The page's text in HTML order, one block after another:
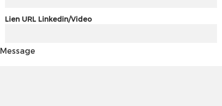
Lien URL Linkedin/Video
Message